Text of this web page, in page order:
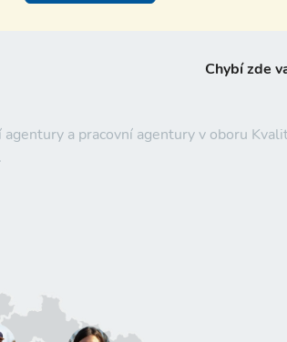
a pracovní agentury v oboru
Chybí zde